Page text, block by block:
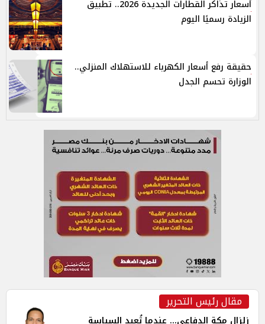
أسعار تذاكر القطارات الجديدة 2026.. تطبيق
الزيادة رسميًا اليوم
حقيقة رفع أسعار الكهرباء للاستهلاك المنزلي..
الوزارة تحسم الجدل
مقال رئيس التحرير